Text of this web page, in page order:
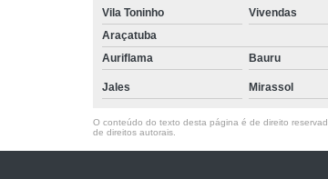
Vila Toninho
Vivendas
Araçatuba
Auriflama
Bauru
Jales Mirassol
O conteúdo do texto desta página é de direito
de direitos autorais